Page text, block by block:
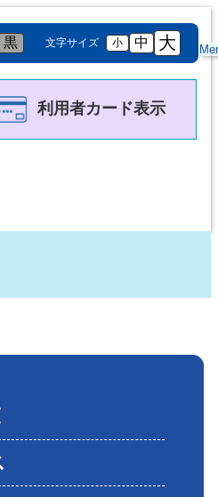
黒 文字サイズ 小 中 大
利用者カード表示